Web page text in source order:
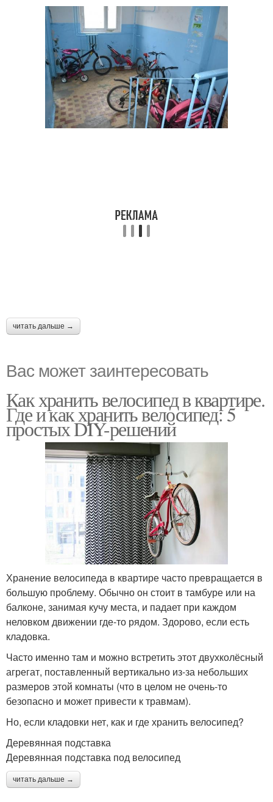
читать дальше →
Вас может заинтересовать
Как хранить велосипед в квартире.
Где и как хранить велосипед: 5
простых DIY-решений
Хранение велосипеда в квартире часто превращается в
большую проблему. Обычно он стоит в тамбуре или на
балконе, занимая кучу места, и падает при каждом
неловком движении где-то рядом. Здорово, если есть
кладовка.
Часто именно там и можно встретить этот двухколёсный
агрегат, поставленный вертикально из-за небольших
размеров этой комнаты (что в целом не очень-то
безопасно и может привести к травмам).
Но, если кладовки нет, как и где хранить велосипед?
Деревянная подставка
Деревянная подставка под велосипед
читать дальше →